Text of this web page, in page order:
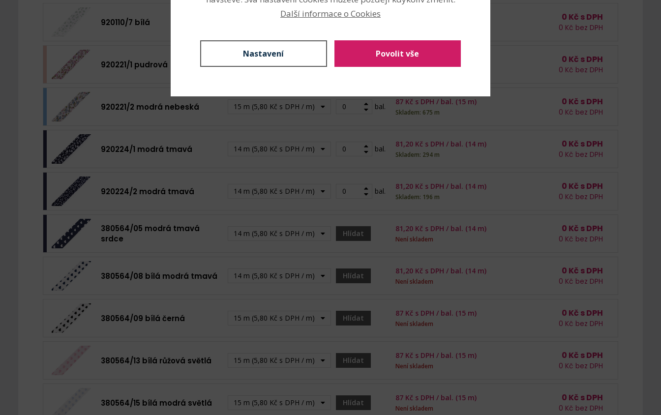
920110/7 bílá 0 Kč s DPH
0 Kč bez DPH
920221/1 pudrová 16 m (5,80 Kč s DPH / m)
92,80Kč s DPH / 0 Kč s DPH
0 Kč bez DPH
920221/2 modrá nebeská 15 m (5,80 Kč s DPH / m) bal.
87 Kč s DPH / bal. (15 m)
Skladem: 675 m
0 Kč s DPH
0 Kč bez DPH
920224/1 modrá tmavá 14 m (5,80 Kč s DPH / m) bal.
81,20 Kč s DPH / bal. (14 m)
Skladem: 294 m
0 Kč s DPH
0 Kč bez DPH
920224/2 modrá tmavá 14 m (5,80 Kč s DPH / m) bal.
81,20 Kč s DPH / bal. (14 m)
Skladem: 196 m
0 Kč s DPH
0 Kč bez DPH
380564/05 modrá tmavá
srdce
14 m (5,80 Kč s DPH / m) - Vyprodáno
Hlídat
81,20 Kč s DPH / bal. (14 m)
Není skladem
0 Kč s DPH
0 Kč bez DPH
380564/08 bílá modrá tmavá 14 m (5,80 Kč s DPH / m) - Vyprodáno
Hlídat
81,20 Kč s DPH / bal. (14 m)
Není skladem
0 Kč s DPH
0 Kč bez DPH
380564/09 bílá černá 15 m (5,80 Kč s DPH / m) - Vyprodáno
Hlídat
87 Kč s DPH / bal. (15 m)
Není skladem
0 Kč s DPH
0 Kč bez DPH
380564/13 bílá růžová světlá 15 m (5,80 Kč s DPH / m) - Vyprodáno
Hlídat
87 Kč s DPH / bal. (15 m)
Není skladem
0 Kč s DPH
0 Kč bez DPH
380564/15 bílá modrá světlá 15 m (5,80 Kč s DPH / m) - Vyprodáno
Hlídat
87 Kč s DPH / bal. (15 m)
Není skladem
0 Kč s DPH
0 Kč bez DPH
Další informace o Cookies
Nastavení Povolit vše